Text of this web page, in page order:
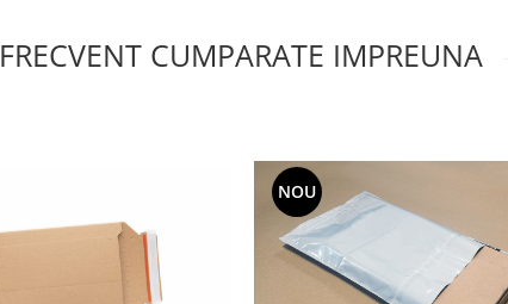
FRECVENT CUMPARATE IMPREUNA
NOU